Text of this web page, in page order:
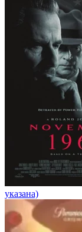
указана)